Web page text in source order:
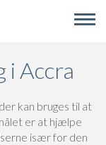
i Accra
kan bruges til at
er at hjælpe
især for den